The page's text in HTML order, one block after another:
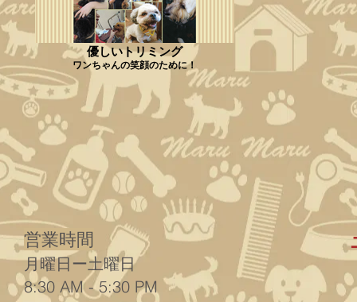
優しいトリミング
ワンちゃんの笑顔のために！
営業時間
月曜日ー土曜日
8:30 AM - 5:30 PM